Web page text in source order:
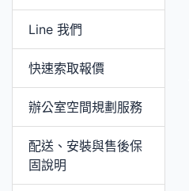
Line 我們
快速索取報價
辦公室空間規劃服務
配送、安裝與售後保
固說明